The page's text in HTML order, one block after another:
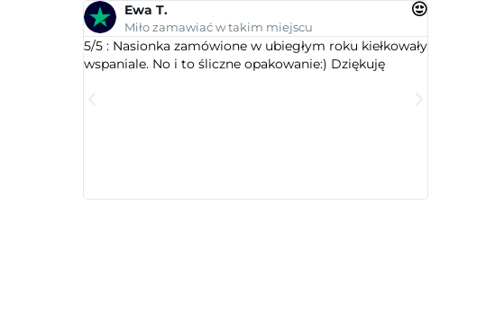
Ewa T.
Miło zamawiać w takim miejscu
5/5 : Nasionka zamówione w ubiegłym roku kiełkowały
wspaniale. No i to śliczne opakowanie:) Dziękuję